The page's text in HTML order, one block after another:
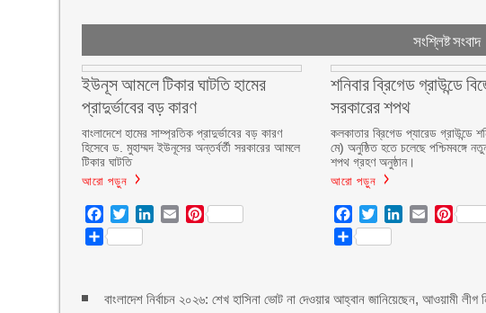
সংশ্লিষ্ট সংবাদ
ইউনূস আমলে টিকার ঘাটতি হামের
প্রাদুর্ভাবের বড় কারণ
বাংলাদেশে হামের সাম্প্রতিক প্রাদুর্ভাবের বড় কারণ
হিসেবে ড. মুহাম্মদ ইউনূসের অন্তর্বর্তী সরকারের আমলে
টিকার ঘাটতি
আরো পড়ুন
Facebook
TwitterLinkedIn
EmailPinterest
Share
শনিবার ব্রিগেড গ্রাউন্ডে
সরকারের শপথ
কলকাতার ব্রিগেড প্যারেড গ্রাউন্ডে
মে) অনুষ্ঠিত হতে চলেছে পশ্চিমবঙ্গে
শপথ গ্রহণ অনুষ্ঠান।
আরো পড়ুন
Facebook
TwitterLinkedIn
Email
Share
বাংলাদেশ নির্বাচন ২০২৬: শেখ হাসিনা ভোট না দেওয়ার আহ্বান জানিয়েছেন, আওয়ামী